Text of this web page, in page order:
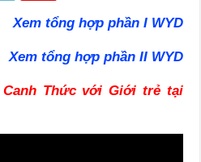
Xem tổng hợp phần I WYD
Xem tổng hợp phần II WYD
Thức với Giới trẻ tại